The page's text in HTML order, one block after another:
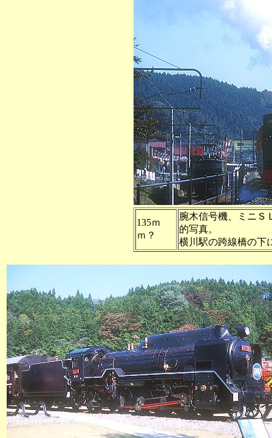
135ｍ
ｍ？
腕木信号機、ミニＳ
的写真。
横川駅の跨線橋の下